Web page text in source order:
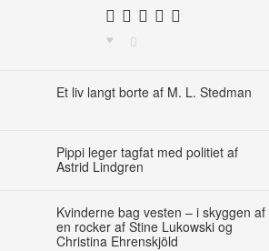
Et liv langt borte af M. L. Stedman
Pippi leger tagfat med politiet af
Astrid Lindgren
Kvinderne bag vesten – i skyggen af
en rocker af Stine Lukowski og
Christina Ehrenskjöld